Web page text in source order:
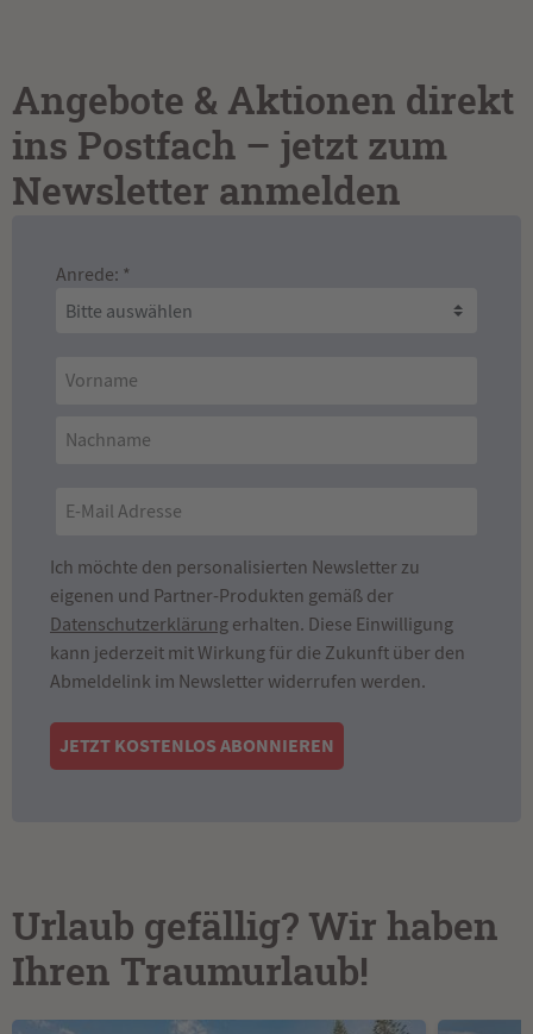
Angebote & Aktionen direkt
ins Postfach – jetzt zum
Newsletter anmelden
Anrede: *
Ich möchte den personalisierten Newsletter zu
eigenen und Partner-Produkten gemäß der
Datenschutzerklärung erhalten. Diese Einwilligung
kann jederzeit mit Wirkung für die Zukunft über den
Abmeldelink im Newsletter widerrufen werden.
JETZT KOSTENLOS ABONNIEREN
Urlaub gefällig? Wir haben
Ihren Traumurlaub!